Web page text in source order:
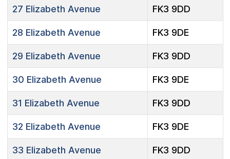
27 Elizabeth Avenue FK3 9DD
28 Elizabeth Avenue FK3 9DE
29 Elizabeth Avenue FK3 9DD
30 Elizabeth Avenue FK3 9DE
31 Elizabeth Avenue FK3 9DD
32 Elizabeth Avenue FK3 9DE
33 Elizabeth Avenue FK3 9DD